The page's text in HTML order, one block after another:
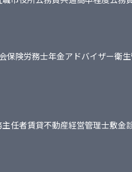
保険労務士年金アドバイザー衛
任者賃貸不動産経営管理士敷金